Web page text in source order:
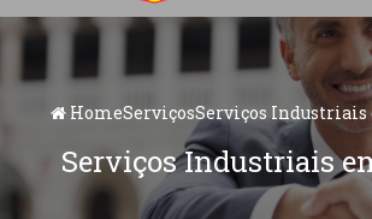
HomeServiçosServiços
Serviços Industriais